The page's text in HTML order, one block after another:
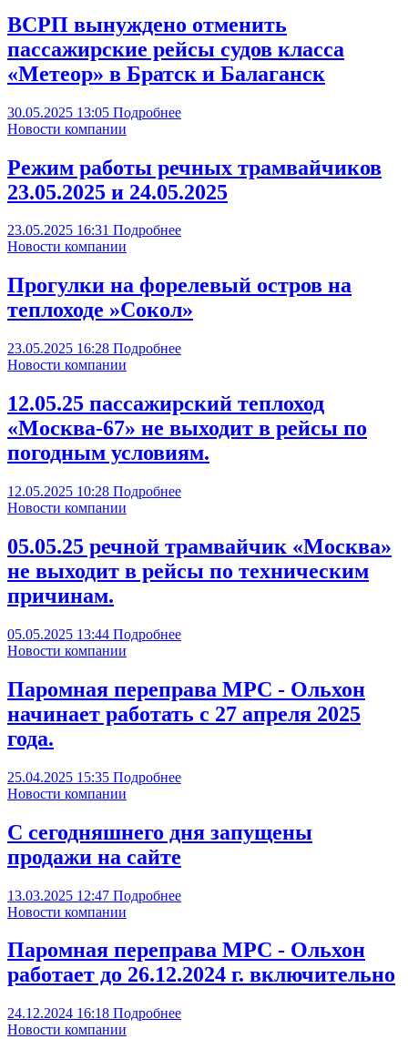
ВСРП вынуждено отменить
пассажирские рейсы судов класса
«Метеор» в Братск и Балаганск
30.05.2025 13:05 Подробнее
Новости компании
Режим работы речных трамвайчиков
23.05.2025 и 24.05.2025
23.05.2025 16:31 Подробнее
Новости компании
Прогулки на форелевый остров на
теплоходе »Сокол»
23.05.2025 16:28 Подробнее
Новости компании
12.05.25 пассажирский теплоход
«Москва-67» не выходит в рейсы по
погодным условиям.
12.05.2025 10:28 Подробнее
Новости компании
05.05.25 речной трамвайчик «Москва»
не выходит в рейсы по техническим
причинам.
05.05.2025 13:44 Подробнее
Новости компании
Паромная переправа МРС - Ольхон
начинает работать с 27 апреля 2025
года.
25.04.2025 15:35 Подробнее
Новости компании
С сегодняшнего дня запущены
продажи на сайте
13.03.2025 12:47 Подробнее
Новости компании
Паромная переправа МРС - Ольхон
работает до 26.12.2024 г. включительно
24.12.2024 16:18 Подробнее
Новости компании